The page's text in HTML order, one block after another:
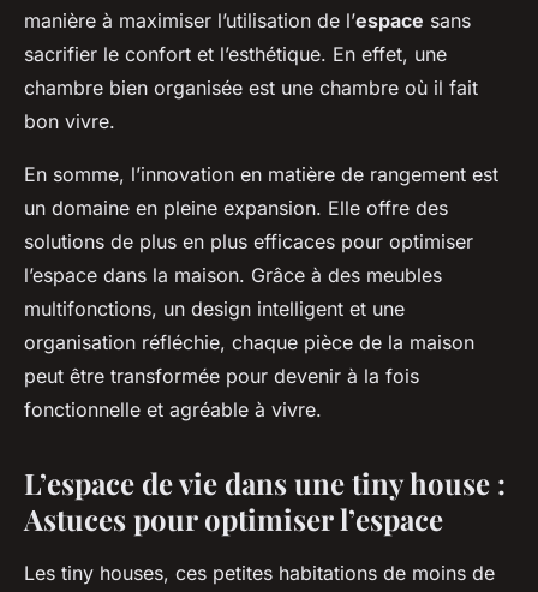
manière à maximiser l’utilisation de l’espace sans
sacrifier le confort et l’esthétique. En effet, une
chambre bien organisée est une chambre où il fait
bon vivre.
En somme, l’innovation en matière de rangement est
un domaine en pleine expansion. Elle offre des
solutions de plus en plus efficaces pour optimiser
l’espace dans la maison. Grâce à des meubles
multifonctions, un design intelligent et une
organisation réfléchie, chaque pièce de la maison
peut être transformée pour devenir à la fois
fonctionnelle et agréable à vivre.
L’espace de vie dans une tiny house :
Astuces pour optimiser l’espace
Les tiny houses, ces petites habitations de moins de